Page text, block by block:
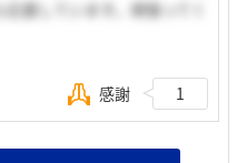
援しています。頑張ってく
感謝 1